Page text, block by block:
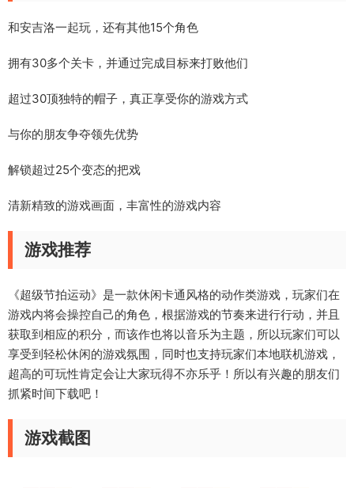
和安吉洛一起玩，还有其他15个角色
拥有30多个关卡，并通过完成目标来打败他们
超过30顶独特的帽子，真正享受你的游戏方式
与你的朋友争夺领先优势
解锁超过25个变态的把戏
清新精致的游戏画面，丰富性的游戏内容
游戏推荐
《超级节拍运动》是一款休闲卡通风格的动作类游戏，玩家们在
游戏内将会操控自己的角色，根据游戏的节奏来进行行动，并且
获取到相应的积分，而该作也将以音乐为主题，所以玩家们可以
享受到轻松休闲的游戏氛围，同时也支持玩家们本地联机游戏，
超高的可玩性肯定会让大家玩得不亦乐乎！所以有兴趣的朋友们
抓紧时间下载吧！
游戏截图